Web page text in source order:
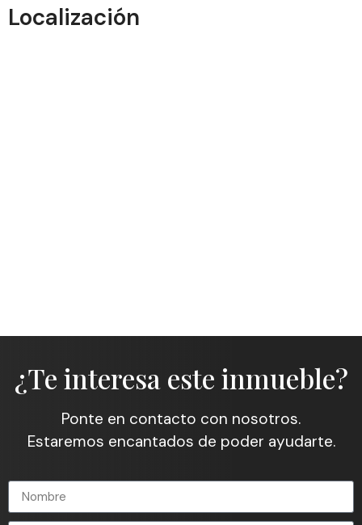
Localización
¿Te interesa este inmueble?
Ponte en contacto con nosotros.
Estaremos encantados de poder ayudarte.